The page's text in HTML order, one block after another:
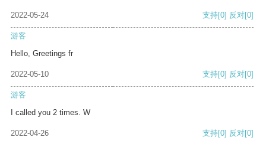
2022-05-24 支持[0] 反对[0]
游客
Hello, Greetings fr
2022-05-10 支持[0] 反对[0]
游客
I called you 2 times. W
2022-04-26 支持[0] 反对[0]